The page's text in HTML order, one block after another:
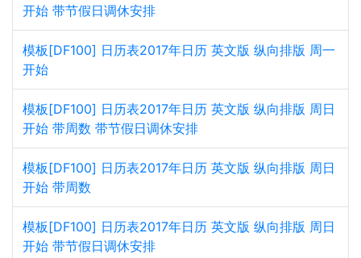
开始 带节假日调休安排
模板[DF100] 日历表2017年日历 英文版 纵向排版 周一
开始
模板[DF100] 日历表2017年日历 英文版 纵向排版 周日
开始 带周数 带节假日调休安排
模板[DF100] 日历表2017年日历 英文版 纵向排版 周日
开始 带周数
模板[DF100] 日历表2017年日历 英文版 纵向排版 周日
开始 带节假日调休安排